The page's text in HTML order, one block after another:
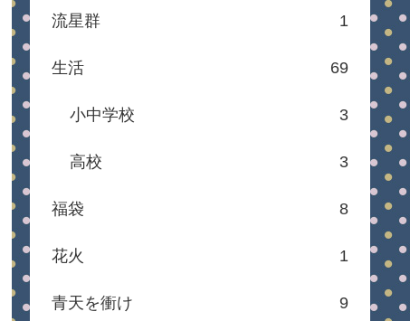
流星群 1
生活 69
小中学校 3
高校 3
福袋 8
花火 1
青天を衝け 9